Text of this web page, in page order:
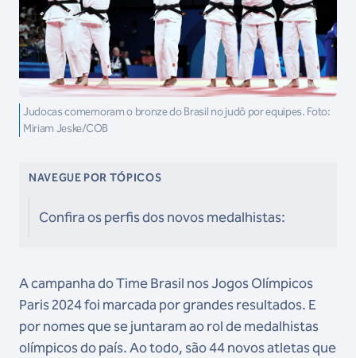
Judocas comemoram o bronze do Brasil no judô por equipes. Foto:
Miriam Jeske/COB
NAVEGUE POR TÓPICOS
Confira os perfis dos novos medalhistas:
A campanha do Time Brasil nos Jogos Olímpicos
Paris 2024 foi marcada por grandes resultados. E
por nomes que se juntaram ao rol de medalhistas
olímpicos do país. Ao todo, são 44 novos atletas que